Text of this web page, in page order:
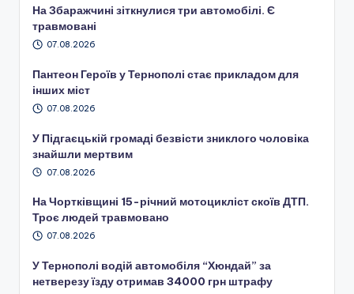
На Збаражчині зіткнулися три автомобілі. Є
травмовані
07.08.2026
Пантеон Героїв у Тернополі стає прикладом для
інших міст
07.08.2026
У Підгаєцькій громаді безвісти зниклого чоловіка
знайшли мертвим
07.08.2026
На Чортківщині 15-річний мотоцикліст скоїв ДТП.
Троє людей травмовано
07.08.2026
У Тернополі водій автомобіля “Хюндай” за
нетверезу їзду отримав 34000 грн штрафу